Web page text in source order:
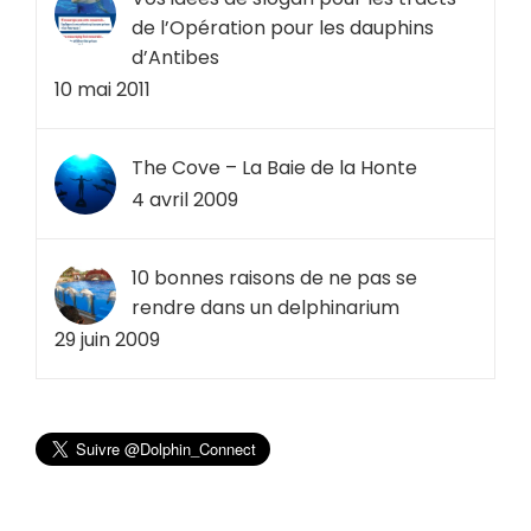
de l’Opération pour les dauphins
d’Antibes
10 mai 2011
The Cove – La Baie de la Honte
4 avril 2009
10 bonnes raisons de ne pas se
rendre dans un delphinarium
29 juin 2009